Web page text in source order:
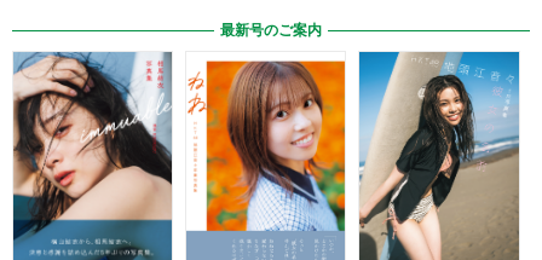
最新号のご案内